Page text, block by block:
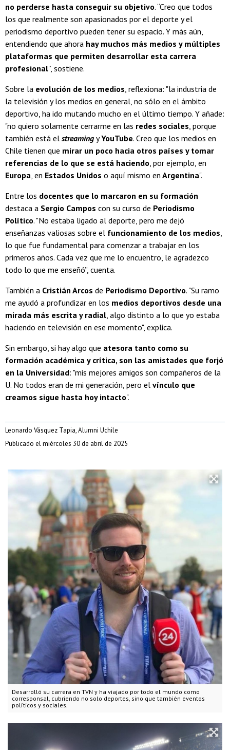
Desarrolló su carrera en TVN y ha viajado por todo el mundo como
corresponsal, cubriendo no solo deportes, sino que también eventos
políticos y sociales.
no perderse hasta conseguir su objetivo. “Creo que todos
los que realmente son apasionados por el deporte y el
periodismo deportivo pueden tener su espacio. Y más aún,
entendiendo que ahora hay muchos más medios y múltiples
plataformas que permiten desarrollar esta carrera
profesional”, sostiene.
Sobre la evolución de los medios , reflexiona: "la industria de
la televisión y los medios en general, no sólo en el ámbito
deportivo, ha ido mutando mucho en el último tiempo. Y añade:
"no quiero solamente cerrarme en las redes sociales , porque
también está el streaming yYouTube. Creo que los medios en
Chile tienen que mirar un poco hacia otros países y tomar
referencias de lo que se está haciendo , por ejemplo, en
Europa , en Estados Unidos o aquí mismo en Argentina".
Entre los docentes que lo marcaron en su formación
destaca a Sergio Campos con su curso de Periodismo
Político. "No estaba ligado al deporte, pero me dejó
enseñanzas valiosas sobre el funcionamiento de los medios
lo que fue fundamental para comenzar a trabajar en los
primeros años. Cada vez que me lo encuentro, le agradezco
todo lo que me enseñó”, cuenta.
También a Cristián Arcos de Periodismo Deportivo. "Su ramo
me ayudó a profundizar en los medios deportivos desde una
mirada más escrita y radial , algo distinto a lo que yo estaba
haciendo en televisión en ese momento", explica.
Sin embargo, si hay algo que atesora tanto como su
formación académica y crítica, son las amistades que forjó
en la Universidad: "mis mejores amigos son compañeros de la
U. No todos eran de mi generación, pero el vínculo que
creamos sigue hasta hoy intacto".
Leonardo Vásquez Tapia, Alumni Uchile
Publicado el miércoles 30 de abril de 2025